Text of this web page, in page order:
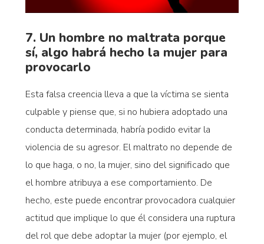
7. Un hombre no maltrata porque
sí, algo habrá hecho la mujer para
provocarlo
Esta falsa creencia lleva a que la víctima se sienta
culpable y piense que, si no hubiera adoptado una
conducta determinada, habría podido evitar la
violencia de su agresor. El maltrato no depende de
lo que haga, o no, la mujer, sino del significado que
el hombre atribuya a ese comportamiento. De
hecho, este puede encontrar provocadora cualquier
actitud que implique lo que él considera una ruptura
del rol que debe adoptar la mujer (por ejemplo, el